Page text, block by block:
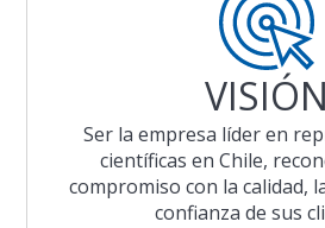
VISIÓN
Ser la empresa líder en
científicas en Chile,
compromiso con la calidad,
confianza de sus